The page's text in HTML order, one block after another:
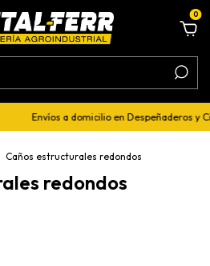
0
Envíos a domicilio en Despeñaderos y
Caños estructurales redondos
redondos